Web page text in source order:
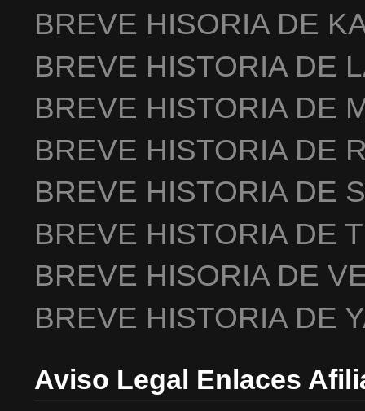
BREVE HISORIA DE
BREVE HISTORIA DE
BREVE HISTORIA DE
BREVE HISTORIA DE
BREVE HISTORIA DE
BREVE HISTORIA DE
BREVE HISORIA DE
BREVE HISTORIA DE
Aviso Legal Enlaces